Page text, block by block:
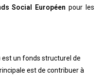
Social Européen pour les
est un fonds structurel de
est de contribuer à